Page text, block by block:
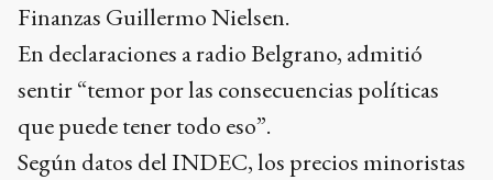
Finanzas Guillermo Nielsen.
En declaraciones a radio Belgrano, admitió
sentir “temor por las consecuencias políticas
que puede tener todo eso”.
Según datos del INDEC, los precios minoristas